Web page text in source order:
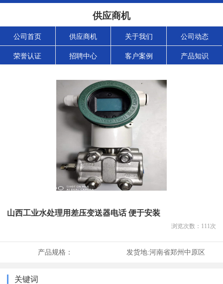
供应商机
公司首页 供应商机 关于我们 公司动态
荣誉认证 招聘中心 客户案例 产品知识
山西工业水处理用差压变送器电话 便于安装
浏览次数： 111次
产品规格： 发货地:河南省郑州中原区
关键词